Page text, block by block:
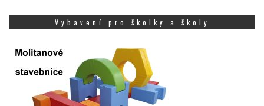
Vybavení pro školky a školy